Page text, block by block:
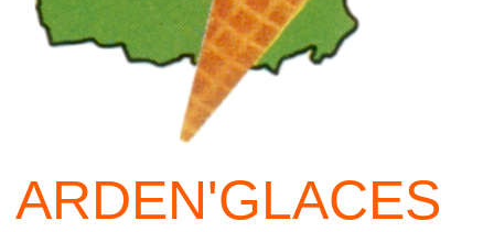
ARDEN'GLACES